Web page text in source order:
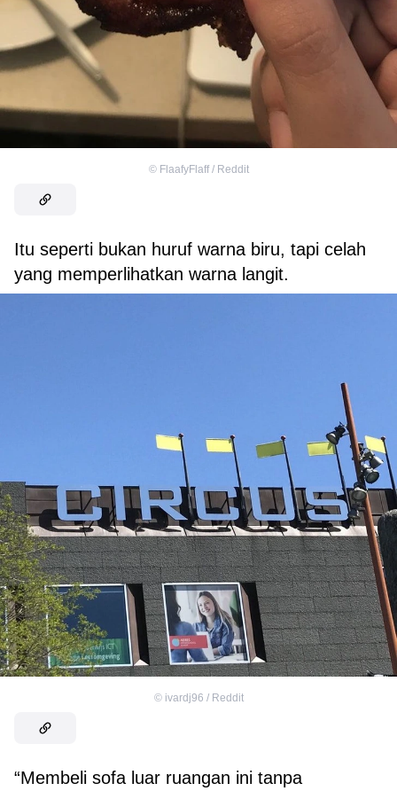
© FlaafyFlaff / Reddit
Itu seperti bukan huruf warna biru, tapi celah
yang memperlihatkan warna langit.
© ivardj96 / Reddit
“Membeli sofa luar ruangan ini tanpa